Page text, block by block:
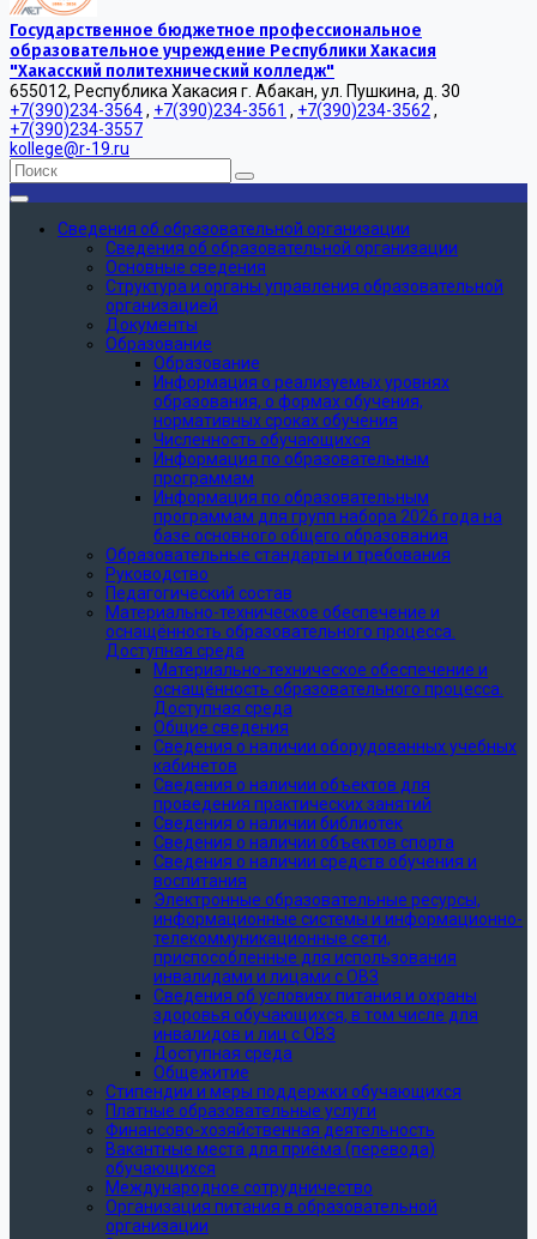
Государственное бюджетное профессиональное
образовательное учреждение Республики Хакасия
"Хакасский политехнический колледж"
655012, Республика Хакасия г. Абакан, ул. Пушкина, д. 30
+7(390)234-3564, +7(390)234-3561 , +7(390)234-3562 ,
+7(390)234-3557
kollege@r-19.ru
Сведения об образовательной организации
Сведения об образовательной организации
Основные сведения
Структура и органы управления образовательной
организацией
Документы
Образование
Образование
Информация о реализуемых уровнях
образования, о формах обучения,
нормативных сроках обучения
Численность обучающихся
Информация по образовательным
программам
Информация по образовательным
программам для групп набора 2026 года на
базе основного общего образования
Образовательные стандарты и требования
Руководство
Педагогический состав
Материально-техническое обеспечение и
оснащённость образовательного процесса.
Доступная среда
Материально-техническое обеспечение и
оснащённость образовательного процесса.
Доступная среда
Общие сведения
Сведения о наличии оборудованных учебных
кабинетов
Сведения о наличии объектов для
проведения практических занятий
Сведения о наличии библиотек
Сведения о наличии объектов спорта
Сведения о наличии средств обучения и
воспитания
Электронные образовательные ресурсы,
информационные системы и информационно-
телекоммуникационные сети,
приспособленные для использования
инвалидами и лицами с ОВЗ
Сведения об условиях питания и охраны
здоровья обучающихся, в том числе для
инвалидов и лиц с ОВЗ
Доступная среда
Общежитие
Стипендии и меры поддержки обучающихся
Платные образовательные услуги
Финансово-хозяйственная деятельность
Вакантные места для приёма (перевода)
обучающихся
Международное сотрудничество
Организация питания в образовательной
организации